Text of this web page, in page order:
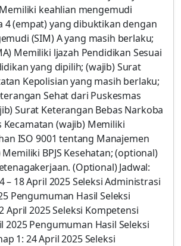
keahlian mengemudi
4 (empat) yang dibuktikan dengan
(SIM) A yang masih berlaku;
Memiliki ljazah Pendidikan Sesuai
yang dipilih; (wajib) Surat
Kepolisian yang masih berlaku;
Sehat dari Puskesmas
Surat Keterangan Bebas Narkoba
Kecamatan (wajib) Memiliki
ISO 9001 tentang Manajemen
BPJS Kesehatan; (optional)
(Optional) Jadwal:
– 18 April 2025 Seleksi Administrasi
Pengumuman Hasil Seleksi
April 2025 Seleksi Kompetensi
2025 Pengumuman Hasil Seleksi
1: 24 April 2025 Seleksi